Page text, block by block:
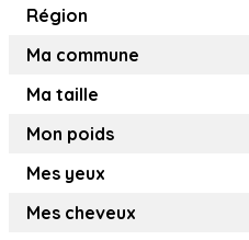
Région
Ma commune
Ma taille
Mon poids
Mes yeux
Mes cheveux